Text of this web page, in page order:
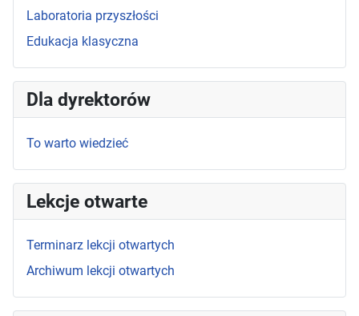
Laboratoria przyszłości
Edukacja klasyczna
Dla dyrektorów
To warto wiedzieć
Lekcje otwarte
Terminarz lekcji otwartych
Archiwum lekcji otwartych